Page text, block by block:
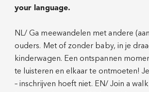
your language.
NL/ Ga meewandelen met andere
ouders. Met of zonder baby, in je
kinderwagen. Een ontspannen
te luisteren en elkaar te ontmoeten!
– inschrijven hoeft niet. EN/ Join a